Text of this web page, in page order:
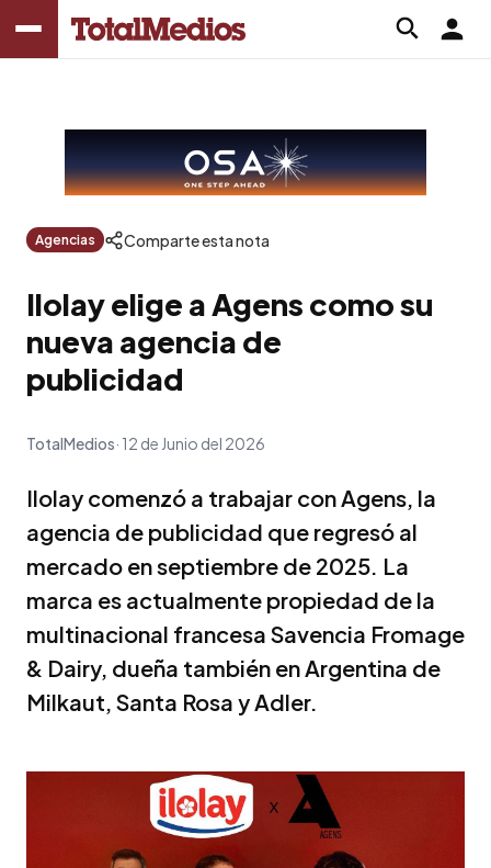
Agencias Comparte esta nota
Ilolay elige a Agens como su
nueva agencia de
publicidad
TotalMedios 12 de Junio del 2026
Ilolay comenzó a trabajar con Agens, la
agencia de publicidad que regresó al
mercado en septiembre de 2025. La
marca es actualmente propiedad de la
multinacional francesa Savencia Fromage
& Dairy, dueña también en Argentina de
Milkaut, Santa Rosa y Adler.